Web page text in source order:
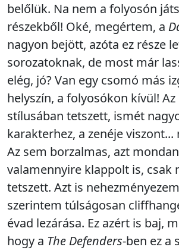
belőlük. Na nem a folyosón
részekből! Oké, megértem, a
nagyon bejött, azóta ez része
sorozatoknak, de most már
elég, jó? Van egy csomó más
helyszín, a folyosókon kívül!
stílusában tetszett, ismét
karakterhez, a zenéje
Az sem borzalmas, azt
valamennyire klappolt is, csak
tetszett. Azt is
szerintem túlságosan
évad lezárása. Ez azért is baj,
hogy a The Defenders-ben ez a